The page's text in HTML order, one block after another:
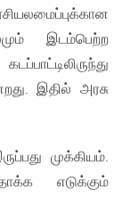
இடம்பெற்ற
இதில் அரசு
முக்கியம்.
எடுக்கும்